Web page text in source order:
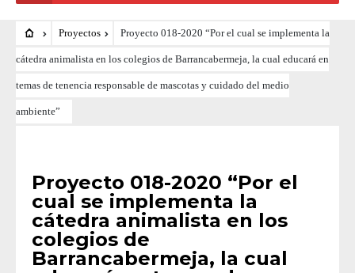
Proyectos Proyecto 018-2020 “Por el cual se implementa la
cátedra animalista en los colegios de Barrancabermeja, la cual educará en
temas de tenencia responsable de mascotas y cuidado del medio
ambiente”
Proyecto 018-2020 “Por el
cual se implementa la
cátedra animalista en los
colegios de
Barrancabermeja, la cual